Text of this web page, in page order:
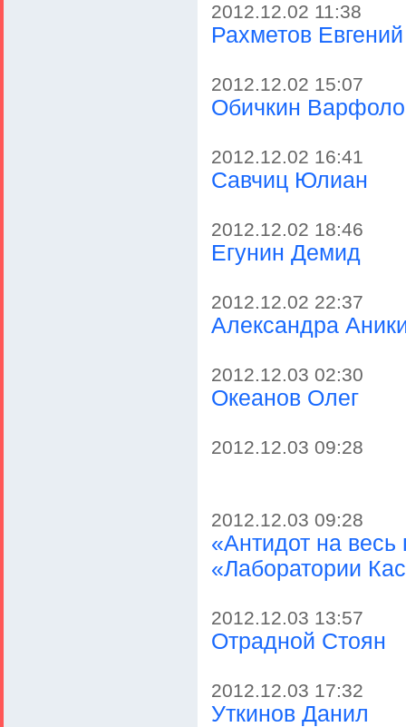
2012.12.02 11:38
Рахметов Евгений
2012.12.02 15:07
Обичкин
2012.12.02 16:41
Савчиц Юлиан
2012.12.02 18:46
Егунин Демид
2012.12.02 22:37
Александра
2012.12.03 02:30
Океанов Олег
2012.12.03 09:28
2012.12.03 09:28
«Антидот на
«Лаборатории
2012.12.03 13:57
Отрадной Стоян
2012.12.03 17:32
Уткинов Данил